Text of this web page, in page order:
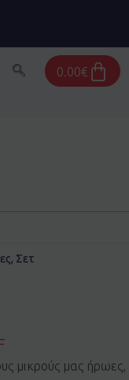
0.00€Cart
, Σετ
μικρούς μας